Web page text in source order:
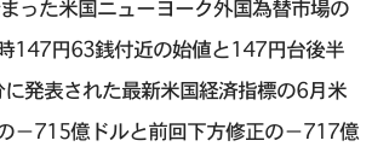
った米国ニューヨーク外国為替市場の
147円63銭付近の始値と147円台後半
発表された最新米国経済指標の6月米
−715億ドルと前回下方修正の−717億